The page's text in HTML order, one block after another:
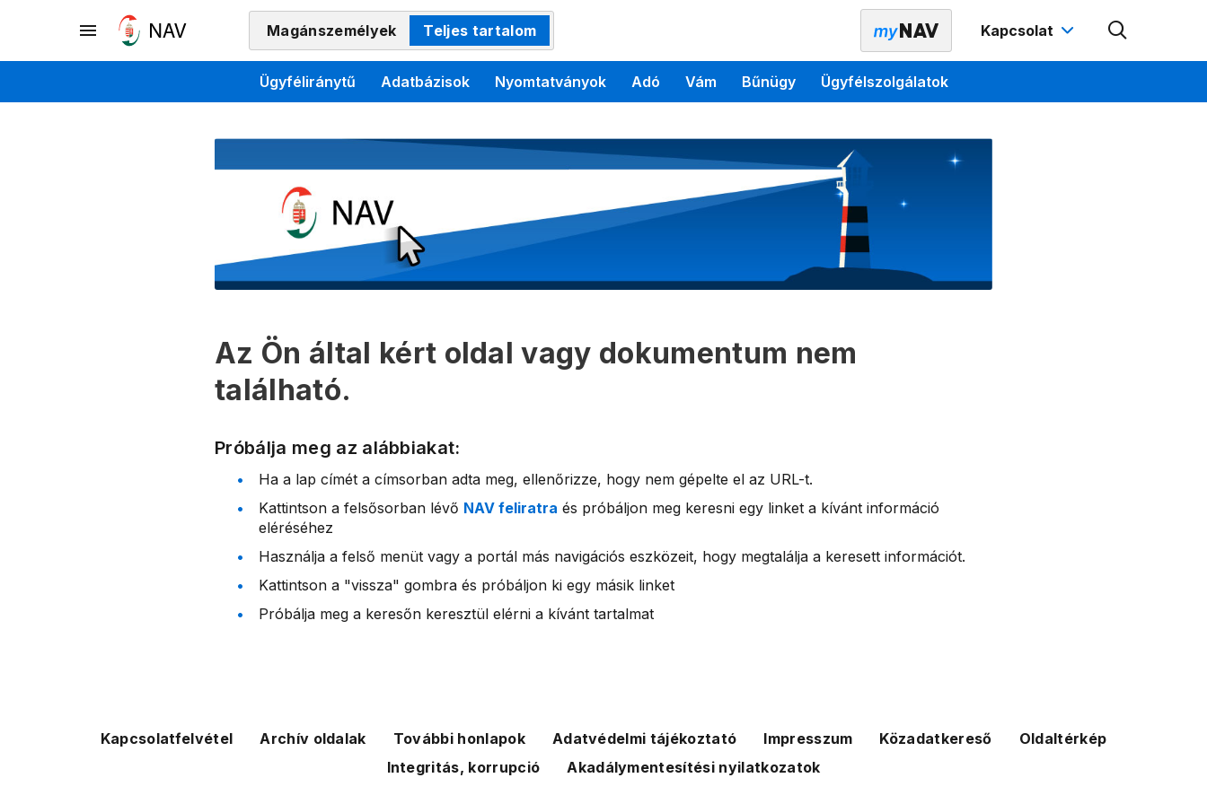
Magánszemélyek Teljes tartalom Kapcsolat
Ügyféliránytű Adatbázisok Nyomtatványok Adó Vám Bűnügy Ügyfélszolgálatok
Az Ön által kért oldal vagy dokumentum nem
található.
Próbálja meg az alábbiakat:
Ha a lap címét a címsorban adta meg, ellenőrizze, hogy nem gépelte el az URL-t.
Kattintson a felsősorban lévő NAV feliratra és próbáljon meg keresni egy linket a kívánt információ
eléréséhez
Használja a felső menüt vagy a portál más navigációs eszközeit, hogy megtalálja a keresett információt.
Kattintson a "vissza" gombra és próbáljon ki egy másik linket
Próbálja meg a keresőn keresztül elérni a kívánt tartalmat
Kapcsolatfelvétel Archív oldalak További honlapok Adatvédelmi tájékoztató Impresszum Közadatkereső
Oldaltérkép
Integritás, korrupció
Akadálymentesítési nyilatkozatok